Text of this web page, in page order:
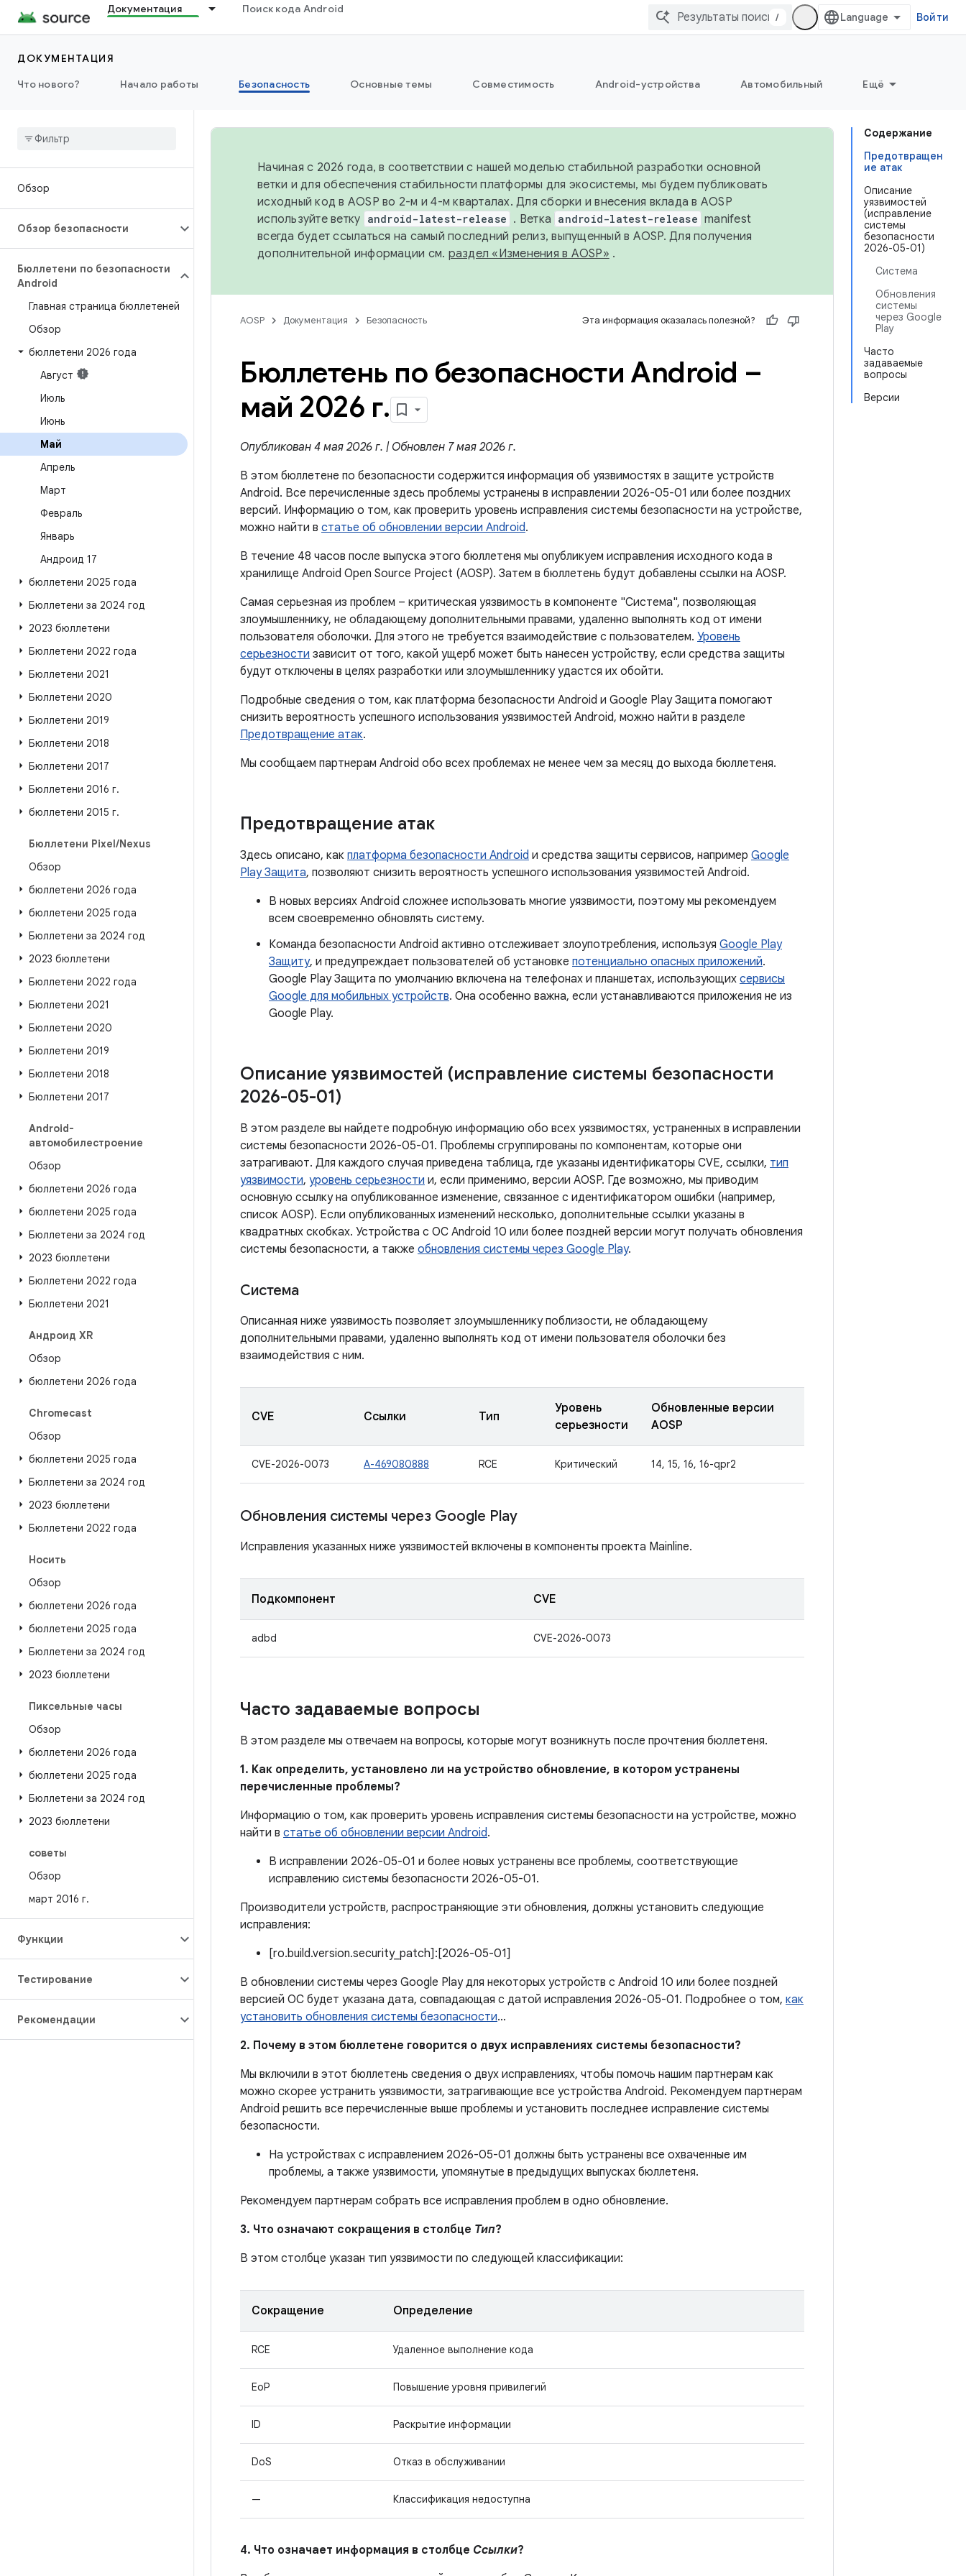
Документация Поиск кода Android
/ Войти
ДОКУМЕНТАЦИЯ
Что нового?
Начало работы Безопасность Основные темы Совместимость Android-устройства Автомобильный Ещё
Обзор
Обзор безопасности
Бюллетени по безопасности
Android
Главная страница бюллетеней
Обзор
бюллетени 2026 года
Август
Июль
Июнь
Май
Апрель
Март
Февраль
Январь
Андроид 17
бюллетени 2025 года
Бюллетени за 2024 год
2023 бюллетени
Бюллетени 2022 года
Бюллетени 2021
Бюллетени 2020
Бюллетени 2019
Бюллетени 2018
Бюллетени 2017
Бюллетени 2016 г.
бюллетени 2015 г.
Бюллетени Pixel/Nexus
Обзор
бюллетени 2026 года
бюллетени 2025 года
Бюллетени за 2024 год
2023 бюллетени
Бюллетени 2022 года
Бюллетени 2021
Бюллетени 2020
Бюллетени 2019
Бюллетени 2018
Бюллетени 2017
Android-
автомобилестроение
Обзор
бюллетени 2026 года
бюллетени 2025 года
Бюллетени за 2024 год
2023 бюллетени
Бюллетени 2022 года
Бюллетени 2021
Андроид XR
Обзор
бюллетени 2026 года
Chromecast
Обзор
бюллетени 2025 года
Бюллетени за 2024 год
2023 бюллетени
Бюллетени 2022 года
Носить
Обзор
бюллетени 2026 года
бюллетени 2025 года
Бюллетени за 2024 год
2023 бюллетени
Пиксельные часы
Обзор
бюллетени 2026 года
бюллетени 2025 года
Бюллетени за 2024 год
2023 бюллетени
советы
Обзор
март 2016 г.
Функции
Тестирование
Рекомендации
Содержание
Предотвращен
ие атак
Описание
уязвимостей
(исправление
системы
безопасности
2026-05-01)
Система
Обновления
системы
через Google
Play
Часто
задаваемые
вопросы
Версии
Начиная с 2026 года, в соответствии с нашей моделью стабильной разработки основной
ветки и для обеспечения стабильности платформы для экосистемы, мы будем публиковать
исходный код в AOSP во 2-м и 4-м кварталах. Для сборки и внесения вклада в AOSP
используйте ветку android-latest-release . Ветка android-latest-release manifest
всегда будет ссылаться на самый последний релиз, выпущенный в AOSP. Для получения
дополнительной информации см. раздел «Изменения в AOSP» .
AOSP Документация Безопасность Эта информация оказалась полезной?
Бюллетень по безопасности Android –
май 2026 г.
Опубликован 4 мая 2026 г. | Обновлен 7 мая 2026 г.
В этом бюллетене по безопасности содержится информация об уязвимостях в защите устройств
Android. Все перечисленные здесь проблемы устранены в исправлении 2026-05-01 или более поздних
версий. Информацию о том, как проверить уровень исправления системы безопасности на устройстве,
можно найти в статье об обновлении версии Android.
В течение 48 часов после выпуска этого бюллетеня мы опубликуем исправления исходного кода в
хранилище Android Open Source Project (AOSP). Затем в бюллетень будут добавлены ссылки на AOSP.
Самая серьезная из проблем – критическая уязвимость в компоненте "Система", позволяющая
злоумышленнику, не обладающему дополнительными правами, удаленно выполнять код от имени
пользователя оболочки. Для этого не требуется взаимодействие с пользователем. Уровень
серьезности зависит от того, какой ущерб может быть нанесен устройству, если средства защиты
будут отключены в целях разработки или злоумышленнику удастся их обойти.
Подробные сведения о том, как платформа безопасности Android и Google Play Защита помогают
снизить вероятность успешного использования уязвимостей Android, можно найти в разделе
Предотвращение атак.
Мы сообщаем партнерам Android обо всех проблемах не менее чем за месяц до выхода бюллетеня.
Предотвращение атак
Здесь описано, как платформа безопасности Android и средства защиты сервисов, например Google
Play Защита, позволяют снизить вероятность успешного использования уязвимостей Android.
В новых версиях Android сложнее использовать многие уязвимости, поэтому мы рекомендуем
всем своевременно обновлять систему.
Команда безопасности Android активно отслеживает злоупотребления, используя Google Play
Защиту, и предупреждает пользователей об установке потенциально опасных приложений.
Google Play Защита по умолчанию включена на телефонах и планшетах, использующих сервисы
Google для мобильных устройств. Она особенно важна, если устанавливаются приложения не из
Google Play.
Описание уязвимостей (исправление системы безопасности
2026-05-01)
В этом разделе вы найдете подробную информацию обо всех уязвимостях, устраненных в исправлении
системы безопасности 2026-05-01. Проблемы сгруппированы по компонентам, которые они
затрагивают. Для каждого случая приведена таблица, где указаны идентификаторы CVE, ссылки, тип
уязвимости, уровень серьезности и, если применимо, версии AOSP. Где возможно, мы приводим
основную ссылку на опубликованное изменение, связанное с идентификатором ошибки (например,
список AOSP). Если опубликованных изменений несколько, дополнительные ссылки указаны в
квадратных скобках. Устройства с ОС Android 10 или более поздней версии могут получать обновления
системы безопасности, а также обновления системы через Google Play.
Система
Описанная ниже уязвимость позволяет злоумышленнику поблизости, не обладающему
дополнительными правами, удаленно выполнять код от имени пользователя оболочки без
взаимодействия с ним.
CVE Ссылки Тип
Уровень
серьезности
Обновленные версии
AOSP
CVE-2026-0073 A-469080888 RCE Критический 14, 15, 16, 16-qpr2
Обновления системы через Google Play
Исправления указанных ниже уязвимостей включены в компоненты проекта Mainline.
Подкомпонент CVE
adbd CVE-2026-0073
Часто задаваемые вопросы
В этом разделе мы отвечаем на вопросы, которые могут возникнуть после прочтения бюллетеня.
1. Как определить, установлено ли на устройство обновление, в котором устранены
перечисленные проблемы?
Информацию о том, как проверить уровень исправления системы безопасности на устройстве, можно
найти в статье об обновлении версии Android.
В исправлении 2026-05-01 и более новых устранены все проблемы, соответствующие
исправлению системы безопасности 2026-05-01.
Производители устройств, распространяющие эти обновления, должны установить следующие
исправления:
[ro.build.version.security_patch]:[2026-05-01]
В обновлении системы через Google Play для некоторых устройств с Android 10 или более поздней
версией ОС будет указана дата, совпадающая с датой исправления 2026-05-01. Подробнее о том, как
установить обновления системы безопасности…
2. Почему в этом бюллетене говорится о двух исправлениях системы безопасности?
Мы включили в этот бюллетень сведения о двух исправлениях, чтобы помочь нашим партнерам как
можно скорее устранить уязвимости, затрагивающие все устройства Android. Рекомендуем партнерам
Android решить все перечисленные выше проблемы и установить последнее исправление системы
безопасности.
На устройствах с исправлением 2026-05-01 должны быть устранены все охваченные им
проблемы, а также уязвимости, упомянутые в предыдущих выпусках бюллетеня.
Рекомендуем партнерам собрать все исправления проблем в одно обновление.
3. Что означают сокращения в столбце Тип?
В этом столбце указан тип уязвимости по следующей классификации:
Сокращение Определение
RCE Удаленное выполнение кода
EoP Повышение уровня привилегий
ID Раскрытие информации
DoS Отказ в обслуживании
— Классификация недоступна
4. Что означает информация в столбце Ссылки?